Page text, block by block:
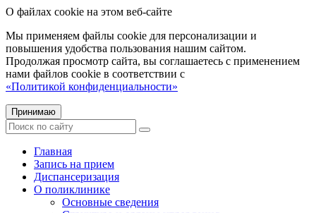
О файлах cookie на этом веб-сайте
Мы применяем файлы cookie для персонализации и
повышения удобства пользования нашим сайтом.
Продолжая просмотр сайта, вы соглашаетесь с применением
нами файлов cookie в соответствии с
«Политикой конфиденциальности»
Принимаю
Главная
Запись на прием
Диспансеризация
О поликлинике
Основные сведения